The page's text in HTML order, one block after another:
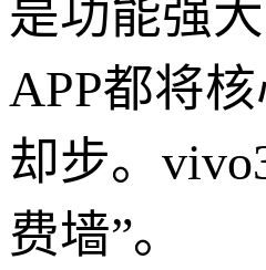
是功能强
APP都将
却步。
费墙”。